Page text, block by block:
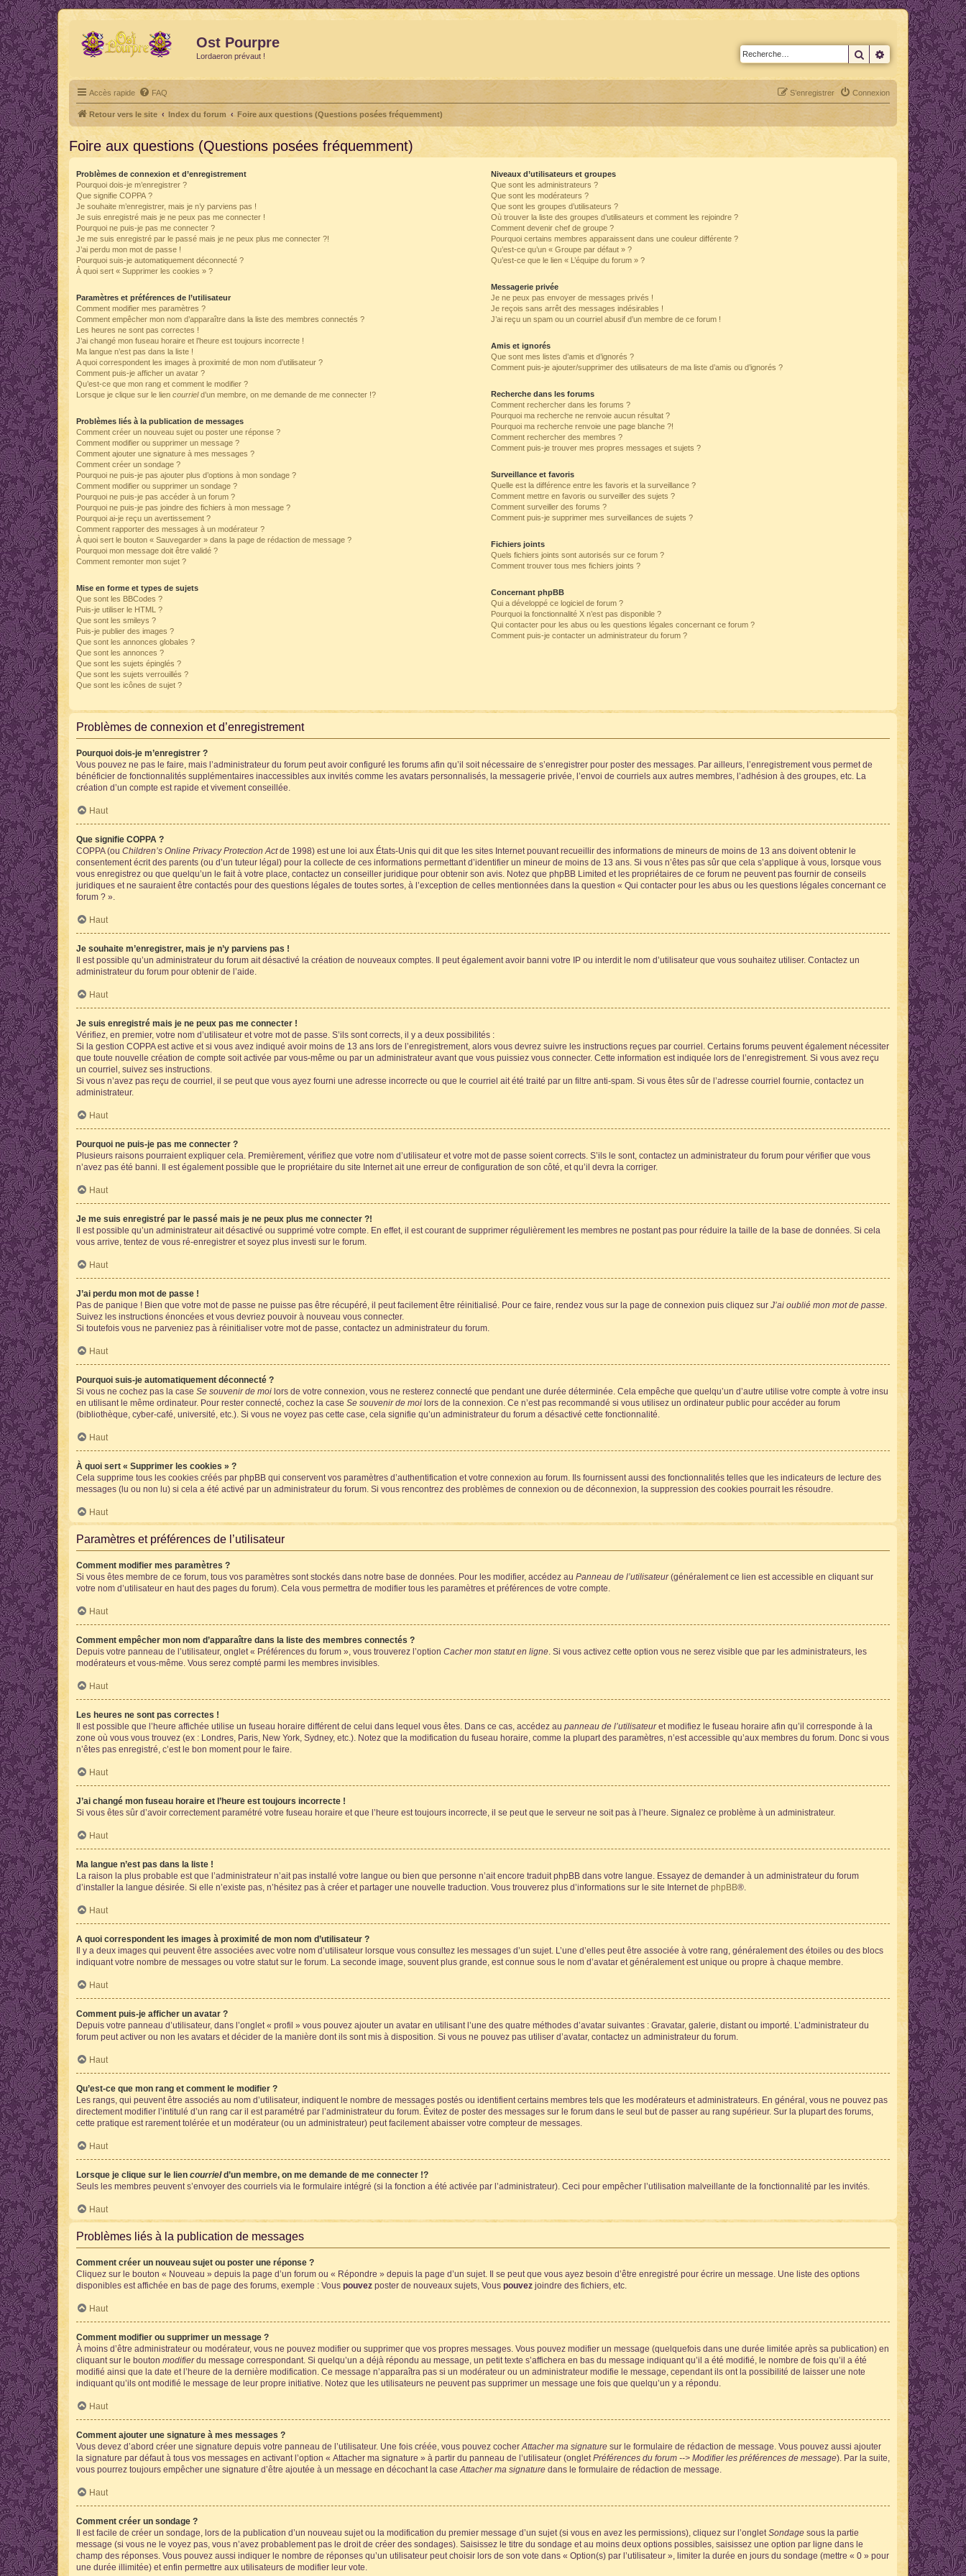
Ost Pourpre
Lordaeron prévaut ! Rechercher
Recherche
Accès rapide FAQ Connexion
S’enregistrer
Retour vers le site Index du forum Foire aux questions (Questions posées fréquemment)
Foire aux questions (Questions posées fréquemment)
Problèmes de connexion et d’enregistrement
Pourquoi dois-je m’enregistrer ?
Que signifie COPPA ?
Je souhaite m’enregistrer, mais je n’y parviens pas !
Je suis enregistré mais je ne peux pas me connecter !
Pourquoi ne puis-je pas me connecter ?
Je me suis enregistré par le passé mais je ne peux plus me connecter ?!
J’ai perdu mon mot de passe !
Pourquoi suis-je automatiquement déconnecté ?
À quoi sert « Supprimer les cookies » ?
Paramètres et préférences de l’utilisateur
Comment modifier mes paramètres ?
Comment empêcher mon nom d’apparaître dans la liste des membres connectés ?
Les heures ne sont pas correctes !
J’ai changé mon fuseau horaire et l’heure est toujours incorrecte !
Ma langue n’est pas dans la liste !
A quoi correspondent les images à proximité de mon nom d’utilisateur ?
Comment puis-je afficher un avatar ?
Qu’est-ce que mon rang et comment le modifier ?
Lorsque je clique sur le lien courrield’un membre, on me demande de me connecter !?
Problèmes liés à la publication de messages
Comment créer un nouveau sujet ou poster une réponse ?
Comment modifier ou supprimer un message ?
Comment ajouter une signature à mes messages ?
Comment créer un sondage ?
Pourquoi ne puis-je pas ajouter plus d’options à mon sondage ?
Comment modifier ou supprimer un sondage ?
Pourquoi ne puis-je pas accéder à un forum ?
Pourquoi ne puis-je pas joindre des fichiers à mon message ?
Pourquoi ai-je reçu un avertissement ?
Comment rapporter des messages à un modérateur ?
À quoi sert le bouton « Sauvegarder » dans la page de rédaction de message ?
Pourquoi mon message doit être validé ?
Comment remonter mon sujet ?
Mise en forme et types de sujets
Que sont les BBCodes ?
Puis-je utiliser le HTML ?
Que sont les smileys ?
Puis-je publier des images ?
Que sont les annonces globales ?
Que sont les annonces ?
Que sont les sujets épinglés ?
Que sont les sujets verrouillés ?
Que sont les icônes de sujet ?
Niveaux d’utilisateurs et groupes
Que sont les administrateurs ?
Que sont les modérateurs ?
Que sont les groupes d’utilisateurs ?
Où trouver la liste des groupes d’utilisateurs et comment les rejoindre ?
Comment devenir chef de groupe ?
Pourquoi certains membres apparaissent dans une couleur différente ?
Qu’est-ce qu’un « Groupe par défaut » ?
Qu’est-ce que le lien « L’équipe du forum » ?
Messagerie privée
Je ne peux pas envoyer de messages privés !
Je reçois sans arrêt des messages indésirables !
J’ai reçu un spam ou un courriel abusif d’un membre de ce forum !
Amis et ignorés
Que sont mes listes d’amis et d’ignorés ?
Comment puis-je ajouter/supprimer des utilisateurs de ma liste d’amis ou d’ignorés ?
Recherche dans les forums
Comment rechercher dans les forums ?
Pourquoi ma recherche ne renvoie aucun résultat ?
Pourquoi ma recherche renvoie une page blanche ?!
Comment rechercher des membres ?
Comment puis-je trouver mes propres messages et sujets ?
Surveillance et favoris
Quelle est la différence entre les favoris et la surveillance ?
Comment mettre en favoris ou surveiller des sujets ?
Comment surveiller des forums ?
Comment puis-je supprimer mes surveillances de sujets ?
Fichiers joints
Quels fichiers joints sont autorisés sur ce forum ?
Comment trouver tous mes fichiers joints ?
Concernant phpBB
Qui a développé ce logiciel de forum ?
Pourquoi la fonctionnalité X n’est pas disponible ?
Qui contacter pour les abus ou les questions légales concernant ce forum ?
Comment puis-je contacter un administrateur du forum ?
Problèmes de connexion et d’enregistrement
Pourquoi dois-je m’enregistrer ?
Vous pouvez ne pas le faire, mais l’administrateur du forum peut avoir configuré les forums afin qu’il soit nécessaire de s’enregistrer pour poster des messages. Par ailleurs, l’enregistrement vous permet de
bénéficier de fonctionnalités supplémentaires inaccessibles aux invités comme les avatars personnalisés, la messagerie privée, l’envoi de courriels aux autres membres, l’adhésion à des groupes, etc. La
création d’un compte est rapide et vivement conseillée.
Haut
Que signifie COPPA ?
COPPA (ou Children’s Online Privacy Protection Actde 1998) est une loi aux États-Unis qui dit que les sites Internet pouvant recueillir des informations de mineurs de moins de 13 ans doivent obtenir le
consentement écrit des parents (ou d’un tuteur légal) pour la collecte de ces informations permettant d’identifier un mineur de moins de 13 ans. Si vous n’êtes pas sûr que cela s’applique à vous, lorsque vous
vous enregistrez ou que quelqu’un le fait à votre place, contactez un conseiller juridique pour obtenir son avis. Notez que phpBB Limited et les propriétaires de ce forum ne peuvent pas fournir de conseils
juridiques et ne sauraient être contactés pour des questions légales de toutes sortes, à l’exception de celles mentionnées dans la question « Qui contacter pour les abus ou les questions légales concernant ce
forum ? ».
Haut
Je souhaite m’enregistrer, mais je n’y parviens pas !
Il est possible qu’un administrateur du forum ait désactivé la création de nouveaux comptes. Il peut également avoir banni votre IP ou interdit le nom d’utilisateur que vous souhaitez utiliser. Contactez un
administrateur du forum pour obtenir de l’aide.
Haut
Je suis enregistré mais je ne peux pas me connecter !
Vérifiez, en premier, votre nom d’utilisateur et votre mot de passe. S’ils sont corrects, il y a deux possibilités :
Si la gestion COPPA est active et si vous avez indiqué avoir moins de 13 ans lors de l’enregistrement, alors vous devrez suivre les instructions reçues par courriel. Certains forums peuvent également nécessiter
que toute nouvelle création de compte soit activée par vous-même ou par un administrateur avant que vous puissiez vous connecter. Cette information est indiquée lors de l’enregistrement. Si vous avez reçu
un courriel, suivez ses instructions.
Si vous n’avez pas reçu de courriel, il se peut que vous ayez fourni une adresse incorrecte ou que le courriel ait été traité par un filtre anti-spam. Si vous êtes sûr de l’adresse courriel fournie, contactez un
administrateur.
Haut
Pourquoi ne puis-je pas me connecter ?
Plusieurs raisons pourraient expliquer cela. Premièrement, vérifiez que votre nom d’utilisateur et votre mot de passe soient corrects. S’ils le sont, contactez un administrateur du forum pour vérifier que vous
n’avez pas été banni. Il est également possible que le propriétaire du site Internet ait une erreur de configuration de son côté, et qu’il devra la corriger.
Haut
Je me suis enregistré par le passé mais je ne peux plus me connecter ?!
Il est possible qu’un administrateur ait désactivé ou supprimé votre compte. En effet, il est courant de supprimer régulièrement les membres ne postant pas pour réduire la taille de la base de données. Si cela
vous arrive, tentez de vous ré-enregistrer et soyez plus investi sur le forum.
Haut
J’ai perdu mon mot de passe !
Pas de panique ! Bien que votre mot de passe ne puisse pas être récupéré, il peut facilement être réinitialisé. Pour ce faire, rendez vous sur la page de connexion puis cliquez sur J’ai oublié mon mot de passe
Suivez les instructions énoncées et vous devriez pouvoir à nouveau vous connecter.
Si toutefois vous ne parveniez pas à réinitialiser votre mot de passe, contactez un administrateur du forum.
Haut
Pourquoi suis-je automatiquement déconnecté ?
Si vous ne cochez pas la case Se souvenir de moi lors de votre connexion, vous ne resterez connecté que pendant une durée déterminée. Cela empêche que quelqu’un d’autre utilise votre compte à votre insu
en utilisant le même ordinateur. Pour rester connecté, cochez la case Se souvenir de moi lors de la connexion. Ce n’est pas recommandé si vous utilisez un ordinateur public pour accéder au forum
(bibliothèque, cyber-café, université, etc.). Si vous ne voyez pas cette case, cela signifie qu’un administrateur du forum a désactivé cette fonctionnalité.
Haut
À quoi sert « Supprimer les cookies » ?
Cela supprime tous les cookies créés par phpBB qui conservent vos paramètres d’authentification et votre connexion au forum. Ils fournissent aussi des fonctionnalités telles que les indicateurs de lecture des
messages (lu ou non lu) si cela a été activé par un administrateur du forum. Si vous rencontrez des problèmes de connexion ou de déconnexion, la suppression des cookies pourrait les résoudre.
Haut
Paramètres et préférences de l’utilisateur
Comment modifier mes paramètres ?
Si vous êtes membre de ce forum, tous vos paramètres sont stockés dans notre base de données. Pour les modifier, accédez au Panneau de l’utilisateur(généralement ce lien est accessible en cliquant sur
votre nom d’utilisateur en haut des pages du forum). Cela vous permettra de modifier tous les paramètres et préférences de votre compte.
Haut
Comment empêcher mon nom d’apparaître dans la liste des membres connectés ?
Depuis votre panneau de l’utilisateur, onglet « Préférences du forum », vous trouverez l’option Cacher mon statut en ligne . Si vous activez cette option vous ne serez visible que par les administrateurs, les
modérateurs et vous-même. Vous serez compté parmi les membres invisibles.
Haut
Les heures ne sont pas correctes !
Il est possible que l’heure affichée utilise un fuseau horaire différent de celui dans lequel vous êtes. Dans ce cas, accédez au panneau de l’utilisateuret modifiez le fuseau horaire afin qu’il corresponde à la
zone où vous vous trouvez (ex : Londres, Paris, New York, Sydney, etc.). Notez que la modification du fuseau horaire, comme la plupart des paramètres, n’est accessible qu’aux membres du forum. Donc si vous
n’êtes pas enregistré, c’est le bon moment pour le faire.
Haut
J’ai changé mon fuseau horaire et l’heure est toujours incorrecte !
Si vous êtes sûr d’avoir correctement paramétré votre fuseau horaire et que l’heure est toujours incorrecte, il se peut que le serveur ne soit pas à l’heure. Signalez ce problème à un administrateur.
Haut
Ma langue n’est pas dans la liste !
La raison la plus probable est que l’administrateur n’ait pas installé votre langue ou bien que personne n’ait encore traduit phpBB dans votre langue. Essayez de demander à un administrateur du forum
d’installer la langue désirée. Si elle n’existe pas, n’hésitez pas à créer et partager une nouvelle traduction. Vous trouverez plus d’informations sur le site Internet de phpBB®.
Haut
A quoi correspondent les images à proximité de mon nom d’utilisateur ?
Il y a deux images qui peuvent être associées avec votre nom d’utilisateur lorsque vous consultez les messages d’un sujet. L’une d’elles peut être associée à votre rang, généralement des étoiles ou des blocs
indiquant votre nombre de messages ou votre statut sur le forum. La seconde image, souvent plus grande, est connue sous le nom d’avatar et généralement est unique ou propre à chaque membre.
Haut
Comment puis-je afficher un avatar ?
Depuis votre panneau d’utilisateur, dans l’onglet « profil » vous pouvez ajouter un avatar en utilisant l’une des quatre méthodes d’avatar suivantes : Gravatar, galerie, distant ou importé. L’administrateur du
forum peut activer ou non les avatars et décider de la manière dont ils sont mis à disposition. Si vous ne pouvez pas utiliser d’avatar, contactez un administrateur du forum.
Haut
Qu’est-ce que mon rang et comment le modifier ?
Les rangs, qui peuvent être associés au nom d’utilisateur, indiquent le nombre de messages postés ou identifient certains membres tels que les modérateurs et administrateurs. En général, vous ne pouvez pas
directement modifier l’intitulé d’un rang car il est paramétré par l’administrateur du forum. Évitez de poster des messages sur le forum dans le seul but de passer au rang supérieur. Sur la plupart des forums,
cette pratique est rarement tolérée et un modérateur (ou un administrateur) peut facilement abaisser votre compteur de messages.
Haut
Lorsque je clique sur le lien courrield’un membre, on me demande de me connecter !?
Seuls les membres peuvent s’envoyer des courriels via le formulaire intégré (si la fonction a été activée par l’administrateur). Ceci pour empêcher l’utilisation malveillante de la fonctionnalité par les invités.
Haut
Problèmes liés à la publication de messages
Comment créer un nouveau sujet ou poster une réponse ?
Cliquez sur le bouton « Nouveau » depuis la page d’un forum ou « Répondre » depuis la page d’un sujet. Il se peut que vous ayez besoin d’être enregistré pour écrire un message. Une liste des options
disponibles est affichée en bas de page des forums, exemple : Vous pouvez poster de nouveaux sujets, Vous pouvez joindre des fichiers, etc.
Haut
Comment modifier ou supprimer un message ?
À moins d’être administrateur ou modérateur, vous ne pouvez modifier ou supprimer que vos propres messages. Vous pouvez modifier un message (quelquefois dans une durée limitée après sa publication) en
cliquant sur le bouton modifierdu message correspondant. Si quelqu’un a déjà répondu au message, un petit texte s’affichera en bas du message indiquant qu’il a été modifié, le nombre de fois qu’il a été
modifié ainsi que la date et l’heure de la dernière modification. Ce message n’apparaîtra pas si un modérateur ou un administrateur modifie le message, cependant ils ont la possibilité de laisser une note
indiquant qu’ils ont modifié le message de leur propre initiative. Notez que les utilisateurs ne peuvent pas supprimer un message une fois que quelqu’un y a répondu.
Haut
Comment ajouter une signature à mes messages ?
Vous devez d’abord créer une signature depuis votre panneau de l’utilisateur. Une fois créée, vous pouvez cocher Attacher ma signature sur le formulaire de rédaction de message. Vous pouvez aussi ajouter
la signature par défaut à tous vos messages en activant l’option « Attacher ma signature » à partir du panneau de l’utilisateur (onglet Préférences du forum --> Modifier les préférences de message). Par la suite,
vous pourrez toujours empêcher une signature d’être ajoutée à un message en décochant la case Attacher ma signature dans le formulaire de rédaction de message.
Haut
Comment créer un sondage ?
Il est facile de créer un sondage, lors de la publication d’un nouveau sujet ou la modification du premier message d’un sujet (si vous en avez les permissions), cliquez sur l’onglet Sondage sous la partie
message (si vous ne le voyez pas, vous n’avez probablement pas le droit de créer des sondages). Saisissez le titre du sondage et au moins deux options possibles, saisissez une option par ligne dans le
champ des réponses. Vous pouvez aussi indiquer le nombre de réponses qu’un utilisateur peut choisir lors de son vote dans « Option(s) par l’utilisateur », limiter la durée en jours du sondage (mettre « 0 » pour
une durée illimitée) et enfin permettre aux utilisateurs de modifier leur vote.